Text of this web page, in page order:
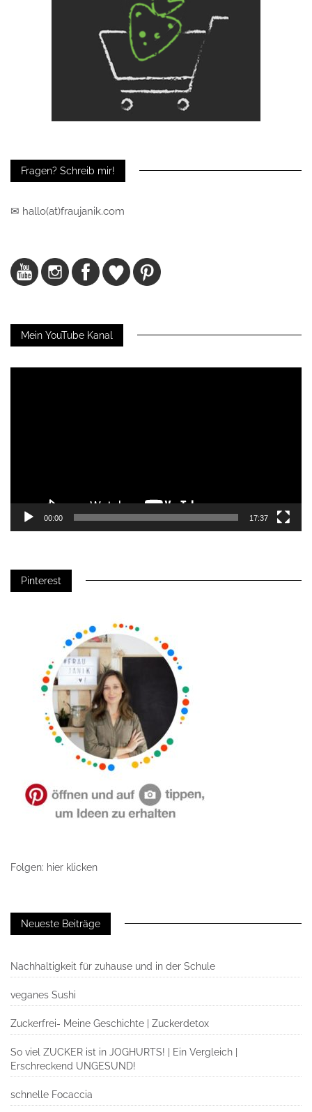
Fragen? Schreib mir!
✉ hallo(at)fraujanik.com
Mein YouTube Kanal
00:00 17:37
Pinterest
Folgen: hier klicken
Neueste Beiträge
Nachhaltigkeit für zuhause und in der Schule
veganes Sushi
Zuckerfrei- Meine Geschichte | Zuckerdetox
So viel ZUCKER ist in JOGHURTS! | Ein Vergleich |
Erschreckend UNGESUND!
schnelle Focaccia